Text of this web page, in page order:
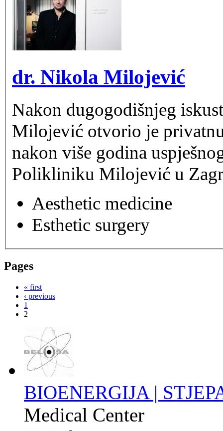
dr. Nikola Milojević
Nakon dugogodišnjeg
Milojević otvorio je
nakon više godina
Polikliniku Milojević u
Aesthetic medicine
Esthetic surgery
Pages
« first
‹ previous
1
2
BIOENERGIJA |
Medical Center